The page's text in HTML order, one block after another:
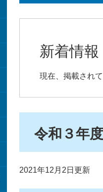
新着情報
現在、掲載され
令和３年
2021年12月2日更新